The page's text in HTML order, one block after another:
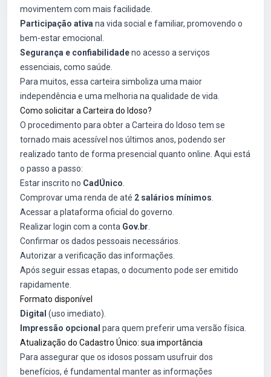
movimentem com mais facilidade.
Participação ativa na vida social e familiar, promovendo o
bem-estar emocional.
Segurança e confiabilidadeno acesso a serviços
essenciais, como saúde.
Para muitos, essa carteira simboliza uma maior
independência e uma melhoria na qualidade de vida.
Como solicitar a Carteira do Idoso?
O procedimento para obter a Carteira do Idoso tem se
tornado mais acessível nos últimos anos, podendo ser
realizado tanto de forma presencial quanto online. Aqui está
o passo a passo:
Estar inscrito no CadÚnico
Comprovar uma renda de até 2 salários mínimos
Acessar a plataforma oficial do governo.
Realizar login com a conta Gov.br
Confirmar os dados pessoais necessários.
Autorizar a verificação das informações.
Após seguir essas etapas, o documento pode ser emitido
rapidamente.
Formato disponível
Digital (uso imediato).
Impressão opcional para quem preferir uma versão física.
Atualização do Cadastro Único: sua importância
Para assegurar que os idosos possam usufruir dos
benefícios, é fundamental manter as informações